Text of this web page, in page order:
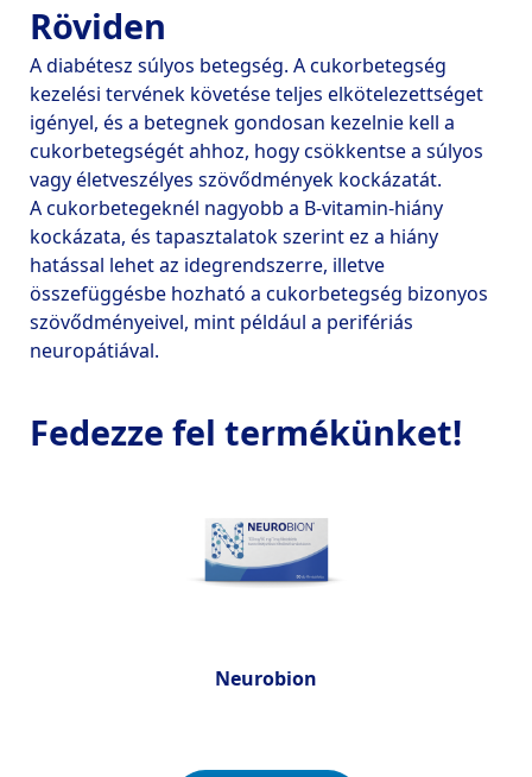
Röviden
A diabétesz súlyos betegség. A cukorbetegség
kezelési tervének követése teljes elkötelezettséget
igényel, és a betegnek gondosan kezelnie kell a
cukorbetegségét ahhoz, hogy csökkentse a súlyos
vagy életveszélyes szövődmények kockázatát.
A cukorbetegeknél nagyobb a B-vitamin-hiány
kockázata, és tapasztalatok szerint ez a hiány
hatással lehet az idegrendszerre, illetve
összefüggésbe hozható a cukorbetegség bizonyos
szövődményeivel, mint például a perifériás
Fedezze fel termékünket!
Neurobion